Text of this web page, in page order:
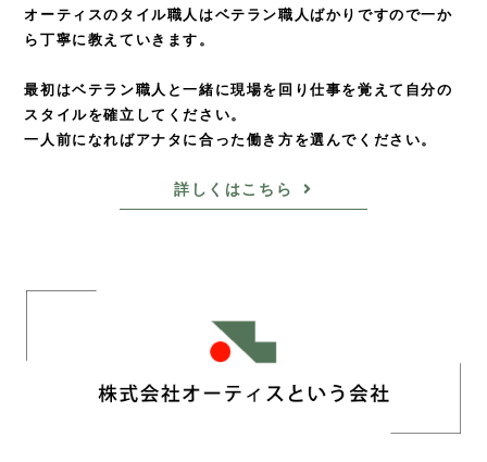
オーティスのタイル職人はベテラン職人ばかりですので一か
ら丁寧に教えていきます。
最初はベテラン職人と一緒に現場を回り仕事を覚えて 自分の
スタイルを確立してください。
一人前になればアナタに合った働き方を選んでください。
詳しくはこちら